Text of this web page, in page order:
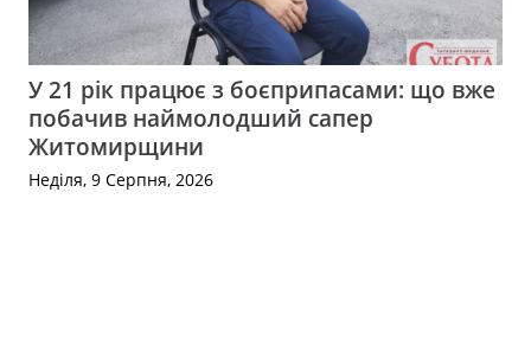
У 21 рік працює з боєприпасами: що вже
побачив наймолодший сапер
Житомирщини
Неділя, 9 Серпня, 2026